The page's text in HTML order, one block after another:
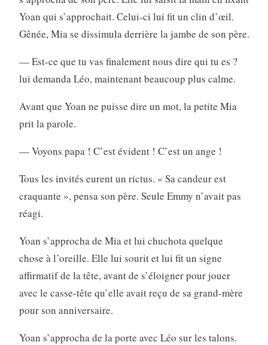
Yoan qui s’approchait. Celui-ci lui fit un clin d’œil.
Gênée, Mia se dissimula derrière la jambe de son père.
— Est-ce que tu vas finalement nous dire qui tu es ?
lui demanda Léo, maintenant beaucoup plus calme.
Avant que Yoan ne puisse dire un mot, la petite Mia
prit la parole.
— Voyons papa ! C’est évident ! C’est un ange !
Tous les invités eurent un rictus. « Sa candeur est
craquante », pensa son père. Seule Emmy n’avait pas
réagi.
Yoan s’approcha de Mia et lui chuchota quelque
chose à l’oreille. Elle lui sourit et lui fit un signe
affirmatif de la tête, avant de s’éloigner pour jouer
avec le casse-tête qu’elle avait reçu de sa grand-mère
pour son anniversaire.
Yoan s’approcha de la porte avec Léo sur les talons.